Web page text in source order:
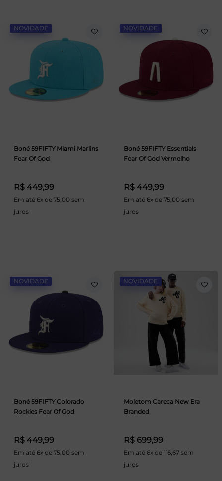
NOVIDADE
Boné 59FIFTY Miami Marlins
Fear Of God
R$ 449,99
Em até 6x de 75,00 sem
juros
NOVIDADE
Boné 59FIFTY Essentials
Fear Of God Vermelho
R$ 449,99
Em até 6x de 75,00 sem
juros
NOVIDADE
Boné 59FIFTY Colorado
Rockies Fear Of God
R$ 449,99
Em até 6x de 75,00 sem
juros
NOVIDADE
Moletom Careca New Era
Branded
R$ 699,99
Em até 6x de 116,67 sem
juros